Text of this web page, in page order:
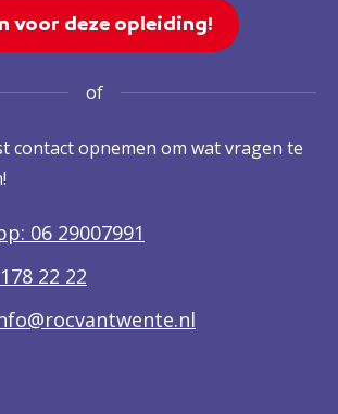
voor deze opleiding!
of
contact opnemen om wat vragen te
06 29007991
22 22